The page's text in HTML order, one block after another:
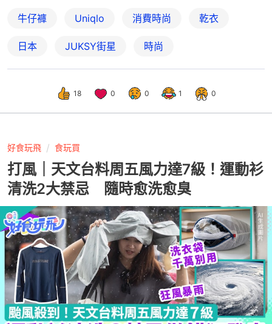
牛仔褲 Uniqlo 消費時尚 乾衣
日本 JUKSY街星 時尚
18 0 0 1 0
好食玩飛 食玩買
打風｜天文台料周五風力達7級！運動衫
清洗2大禁忌 隨時愈洗愈臭